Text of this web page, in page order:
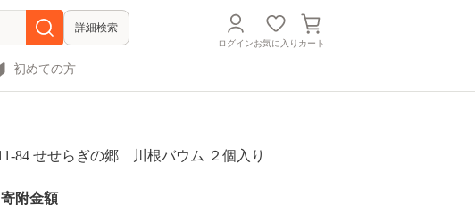
詳細検索
ログインお気に入り カート
初めての方
11-84 せせらぎの郷 川根バウム ２個入り
寄附金額